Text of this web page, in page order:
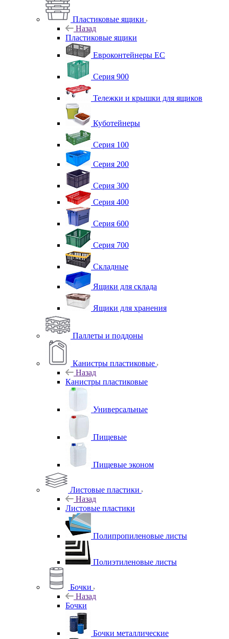
Пластиковые ящики
Назад
Пластиковые ящики
Евроконтейнеры ЕС
Серия 900
Тележки и крышки для ящиков
Куботейнеры
Серия 100
Серия 200
Серия 300
Серия 400
Серия 600
Серия 700
Складные
Ящики для склада
Ящики для хранения
Паллеты и поддоны
Канистры пластиковые
Назад
Канистры пластиковые
Универсальные
Пищевые
Пищевые эконом
Листовые пластики
Назад
Листовые пластики
Полипропиленовые листы
Полиэтиленовые листы
Бочки
Назад
Бочки
Бочки металлические